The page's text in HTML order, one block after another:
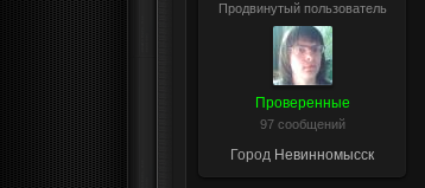
Продвинутый пользователь
Проверенные
97 сообщений
Город Невинномысск